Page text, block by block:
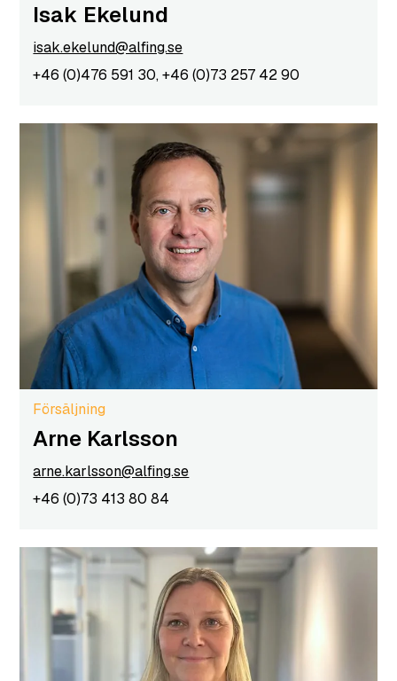
Isak​​​​ Ekelund
isak.ekelund@alfing.se
+46 (0)476 591 30, +46 (0)73 257 42 90
Försäljning
Arne Karlsson
arne.karlsson@alfing.se
+46 (0)73 413 80 84